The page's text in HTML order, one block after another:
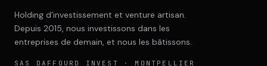
Holding d’investissement et venture artisan.
Depuis 2015, nous investissons dans les
entreprises de demain, et nous les bâtissons.
SAS DAFFOURD INVEST
· MONTPELLIER